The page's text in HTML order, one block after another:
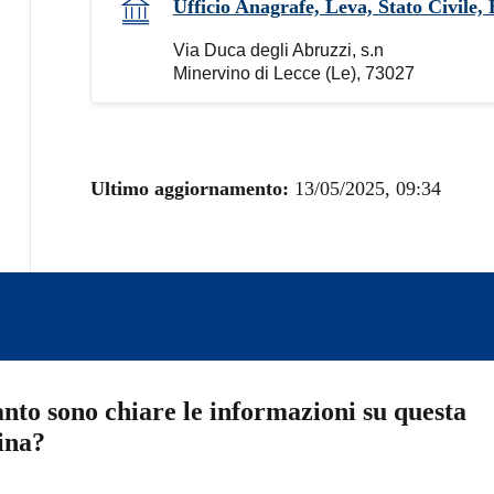
Ufficio Anagrafe, Leva, Stato Civile,
Via Duca degli Abruzzi, s.n
Minervino di Lecce (Le), 73027
Ultimo aggiornamento: 13/05/2025, 09:34
sono chiare le informazioni su questa